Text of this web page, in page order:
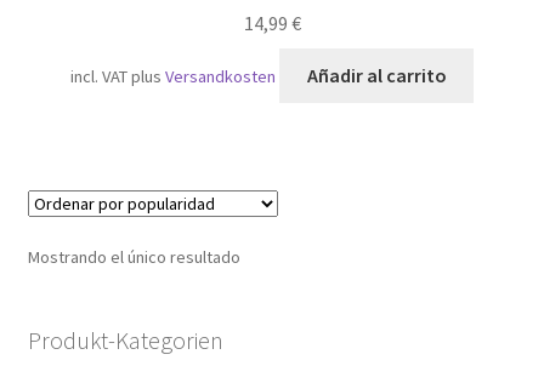
14,99 €
incl. VATplus Versandkosten Añadir al carrito
Mostrando el único resultado
Produkt-Kategorien